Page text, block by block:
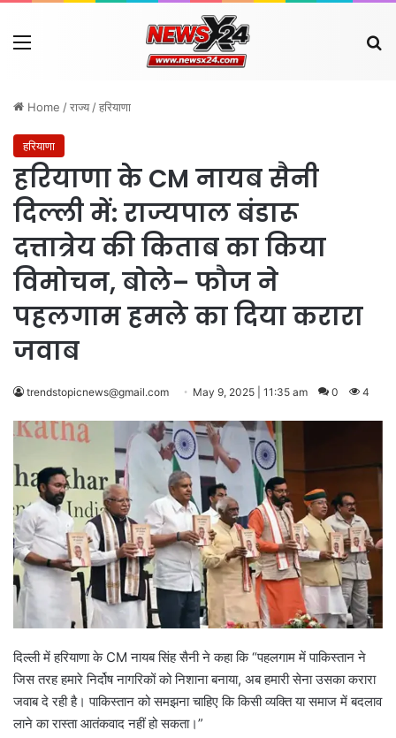
Menu
Home /राज्य /हरियाणा
हरियाणा
हरियाणा के CM नायब सैनी
दिल्ली में: राज्यपाल बंडारू
दत्तात्रेय की किताब का किया
विमोचन, बोले– फौज ने
पहलगाम हमले का दिया करारा
जवाब
trendstopicnews@gmail.com May 9, 2025 | 11:35 am 0 4
दिल्ली में हरियाणा के CM नायब सिंह सैनी ने कहा कि “पहलगाम में पाकिस्तान ने
जिस तरह हमारे निर्दोष नागरिकों को निशाना बनाया, अब हमारी सेना उसका करारा
जवाब दे रही है। पाकिस्तान को समझना चाहिए कि किसी व्यक्ति या समाज में बदलाव
लाने का रास्ता आतंकवाद नहीं हो सकता।”